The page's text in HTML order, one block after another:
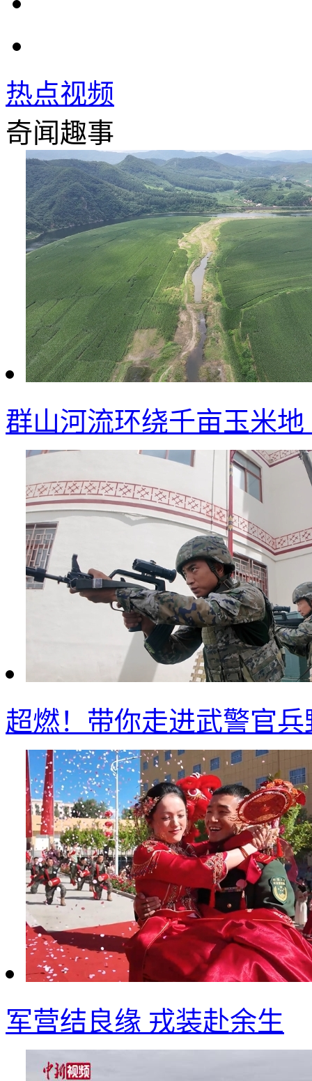
热点视频
奇闻趣事
群山河流环绕千亩玉米地
超燃！带你走进武警官
军营结良缘 戎装赴余生